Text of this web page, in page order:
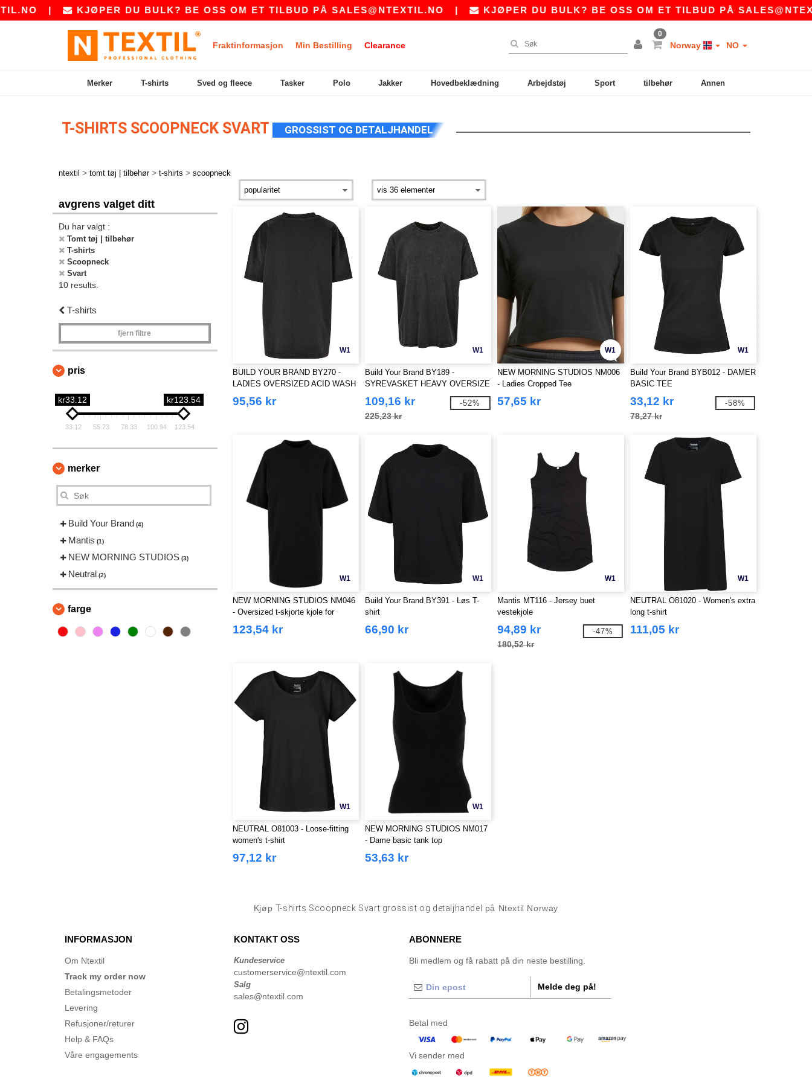
| KJØPER DU BULK? BE OSS OM ET TILBUD PÅ SALES@NTEXTIL.NO| KJØPER DU BULK? BE OSS OM ET TILBUD PÅ
Fraktinformasjon Min Bestilling Clearance
0
Norway NO
Merker T-shirts Sved og fleece Tasker Polo Jakker Hovedbeklædning Arbejdstøj Sport tilbehør Annen
T-SHIRTS SCOOPNECK SVART GROSSIST OG DETALJHANDEL
ntextil > tomt tøj | tilbehør > t-shirts > scoopneck
avgrens valget ditt
Du har valgt :
Tomt tøj | tilbehør
T-shirts
Scoopneck
Svart
10 results.
T-shirts
fjern filtre
pris
kr33.12 kr123.54
33.12 55.73 78.33 100.94 123.54
merker
Build Your Brand (4)
Mantis (1)
NEW MORNING STUDIOS (3)
Neutral (2)
farge
W1
BUILD YOUR BRAND BY270 -
LADIES OVERSIZED ACID WASH
TEE
95,56 kr
W1
Build Your Brand BY189 -
SYREVASKET HEAVY OVERSIZE
TEE
109,16 kr
225,23 kr
-52%
W1
NEW MORNING STUDIOS NM006
- Ladies Cropped Tee
57,65 kr
W1
Build Your Brand BYB012 - DAMER
BASIC TEE
33,12 kr
78,27 kr
-58%
W1
NEW MORNING STUDIOS NM046
- Oversized t-skjorte kjole for
kvinner
123,54 kr
W1
Build Your Brand BY391 - Løs T-
shirt
66,90 kr
W1
Mantis MT116 - Jersey buet
vestekjole
94,89 kr
180,52 kr
-47%
W1
NEUTRAL O81020 - Women's extra
long t-shirt
111,05 kr
W1
NEUTRAL O81003 - Loose-fitting
women's t-shirt
97,12 kr
W1
NEW MORNING STUDIOS NM017
- Dame basic tank top
53,63 kr
Kjøp T-shirts Scoopneck Svart grossist og detaljhandel på Ntextil Norway
INFORMASJON
Om Ntextil
Track my order now
Betalingsmetoder
Levering
Refusjoner/returer
Help & FAQs
Våre engagements
KONTAKT OSS
Kundeservice
customerservice@ntextil.com
Salg
sales@ntextil.com
ABONNERE
Bli medlem og få rabatt på din neste bestilling.
Melde deg på!
Betal med
Vi sender med